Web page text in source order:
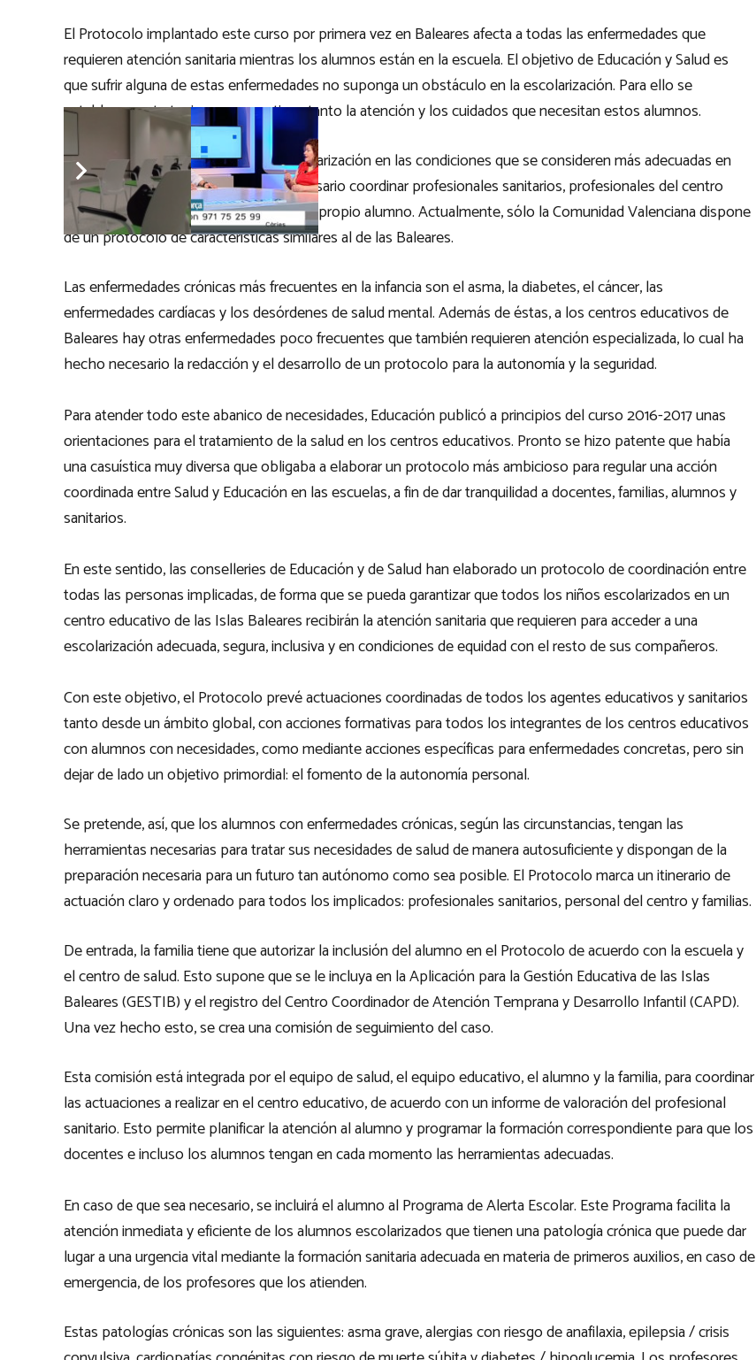
El Protocolo implantado este curso por primera vez en Baleares afecta a todas las enfermedades que
requieren atención sanitaria mientras los alumnos están en la escuela. El objetivo de Educación y Salud es
que sufrir alguna de estas enfermedades no suponga un obstáculo en la escolarización. Para ello se
establecen estrategias que garanticen tanto la atención y los cuidados que necesitan estos alumnos.
Una de las posibles medidas es la escolarización en las condiciones que se consideren más adecuadas en
cada caso. Para hacerlo posible es necesario coordinar profesionales sanitarios, profesionales del centro
educativo y, por supuesto, la familia y el propio alumno. Actualmente, sólo la Comunidad Valenciana dispone
de un protocolo de características similares al de las Baleares.
Las enfermedades crónicas más frecuentes en la infancia son el asma, la diabetes, el cáncer, las
enfermedades cardíacas y los desórdenes de salud mental. Además de éstas, a los centros educativos de
Baleares hay otras enfermedades poco frecuentes que también requieren atención especializada, lo cual ha
hecho necesario la redacción y el desarrollo de un protocolo para la autonomía y la seguridad.
Para atender todo este abanico de necesidades, Educación publicó a principios del curso 2016-2017 unas
orientaciones para el tratamiento de la salud en los centros educativos. Pronto se hizo patente que había
una casuística muy diversa que obligaba a elaborar un protocolo más ambicioso para regular una acción
coordinada entre Salud y Educación en las escuelas, a fin de dar tranquilidad a docentes, familias, alumnos y
sanitarios.
En este sentido, las conselleries de Educación y de Salud han elaborado un protocolo de coordinación entre
todas las personas implicadas, de forma que se pueda garantizar que todos los niños escolarizados en un
centro educativo de las Islas Baleares recibirán la atención sanitaria que requieren para acceder a una
escolarización adecuada, segura, inclusiva y en condiciones de equidad con el resto de sus compañeros.
Con este objetivo, el Protocolo prevé actuaciones coordinadas de todos los agentes educativos y sanitarios
tanto desde un ámbito global, con acciones formativas para todos los integrantes de los centros educativos
con alumnos con necesidades, como mediante acciones específicas para enfermedades concretas, pero sin
dejar de lado un objetivo primordial: el fomento de la autonomía personal.
Se pretende, así, que los alumnos con enfermedades crónicas, según las circunstancias, tengan las
herramientas necesarias para tratar sus necesidades de salud de manera autosuficiente y dispongan de la
preparación necesaria para un futuro tan autónomo como sea posible. El Protocolo marca un itinerario de
actuación claro y ordenado para todos los implicados: profesionales sanitarios, personal del centro y familias.
De entrada, la familia tiene que autorizar la inclusión del alumno en el Protocolo de acuerdo con la escuela y
el centro de salud. Esto supone que se le incluya en la Aplicación para la Gestión Educativa de las Islas
Baleares (GESTIB) y el registro del Centro Coordinador de Atención Temprana y Desarrollo Infantil (CAPD).
Una vez hecho esto, se crea una comisión de seguimiento del caso.
Esta comisión está integrada por el equipo de salud, el equipo educativo, el alumno y la familia, para coordinar
las actuaciones a realizar en el centro educativo, de acuerdo con un informe de valoración del profesional
sanitario. Esto permite planificar la atención al alumno y programar la formación correspondiente para que los
docentes e incluso los alumnos tengan en cada momento las herramientas adecuadas.
En caso de que sea necesario, se incluirá el alumno al Programa de Alerta Escolar. Este Programa facilita la
atención inmediata y eficiente de los alumnos escolarizados que tienen una patología crónica que puede dar
lugar a una urgencia vital mediante la formación sanitaria adecuada en materia de primeros auxilios, en caso de
emergencia, de los profesores que los atienden.
Estas patologías crónicas son las siguientes: asma grave, alergias con riesgo de anafilaxia, epilepsia / crisis